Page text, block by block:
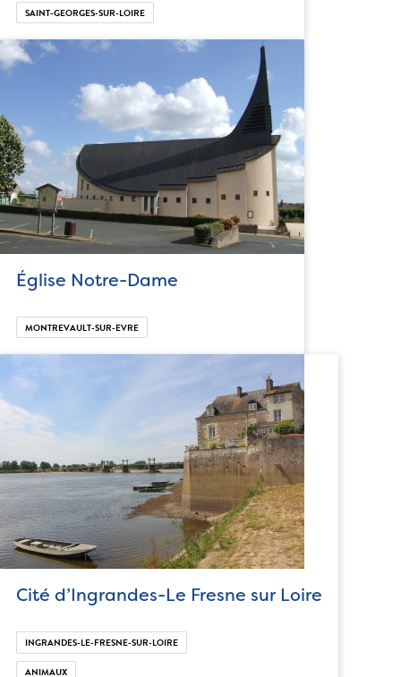
SAINT-GEORGES-SUR-LOIRE
Église Notre-Dame
MONTREVAULT-SUR-EVRE
Cité d’Ingrandes-Le Fresne sur Loire
INGRANDES-LE-FRESNE-SUR-LOIRE
ANIMAUX